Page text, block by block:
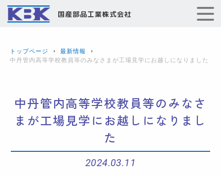
トップページ
最新情報
中丹管内高等学校教員等のみなさまが工場見学にお越しになりました
中丹管内高等学校教員等のみなさ
まが工場見学にお越しになりまし
た
2024.03.11
国産部品工業株式会社